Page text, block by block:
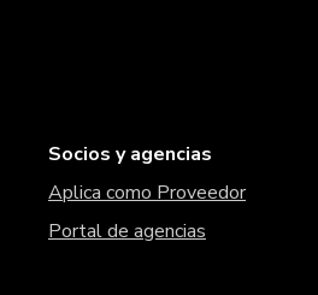
Socios y agencias
Aplica como Proveedor
Portal de agencias